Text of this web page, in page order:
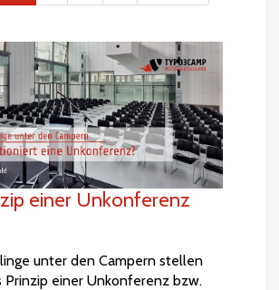
einer Unkonferenz
unter den Campern stellen
Prinzip einer Unkonferenz bzw.